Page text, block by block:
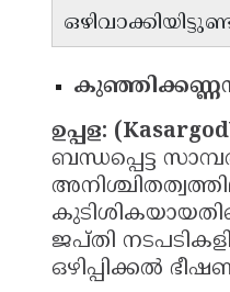
ഉപ്പള:
ബന്ധപ്പെട്ട
ജപ്തി
ഒഴിപ്പിക്കൽ